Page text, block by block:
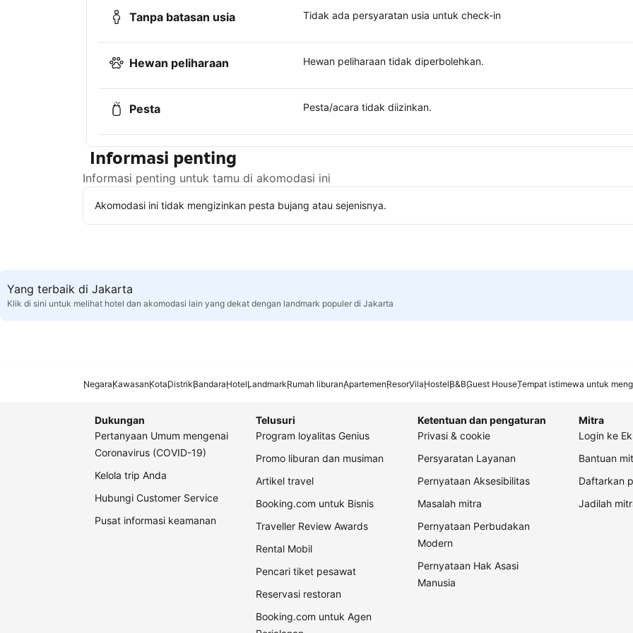
Tanpa batasan usia Tidak ada persyaratan usia untuk check-in
Hewan peliharaan Hewan peliharaan tidak diperbolehkan.
Pesta Pesta/acara tidak diizinkan.
Informasi penting
Informasi penting untuk tamu di akomodasi ini
Akomodasi ini tidak mengizinkan pesta bujang atau sejenisnya.
Yang terbaik di Jakarta
Klik di sini untuk melihat hotel dan akomodasi lain yang dekat dengan landmark populer di Jakarta
NegaraKawasanKotaDistrikBandaraHotelLandmarkRumah liburanApartemenResorVilaHostelB&BGuest HouseTempat istimewa untuk
Dukungan
Pertanyaan Umum mengenai
Coronavirus (COVID-19)
Kelola trip Anda
Hubungi Customer Service
Pusat informasi keamanan
Telusuri
Program loyalitas Genius
Promo liburan dan musiman
Artikel travel
Booking.com untuk Bisnis
Traveller Review Awards
Rental Mobil
Pencari tiket pesawat
Reservasi restoran
Booking.com untuk Agen
Ketentuan dan pengaturan
Privasi & cookie
Persyaratan Layanan
Pernyataan Aksesibilitas
Masalah mitra
Pernyataan Perbudakan
Modern
Pernyataan Hak Asasi
Manusia
Mitra
Login ke
Bantuan
Daftarkan
Jadilah